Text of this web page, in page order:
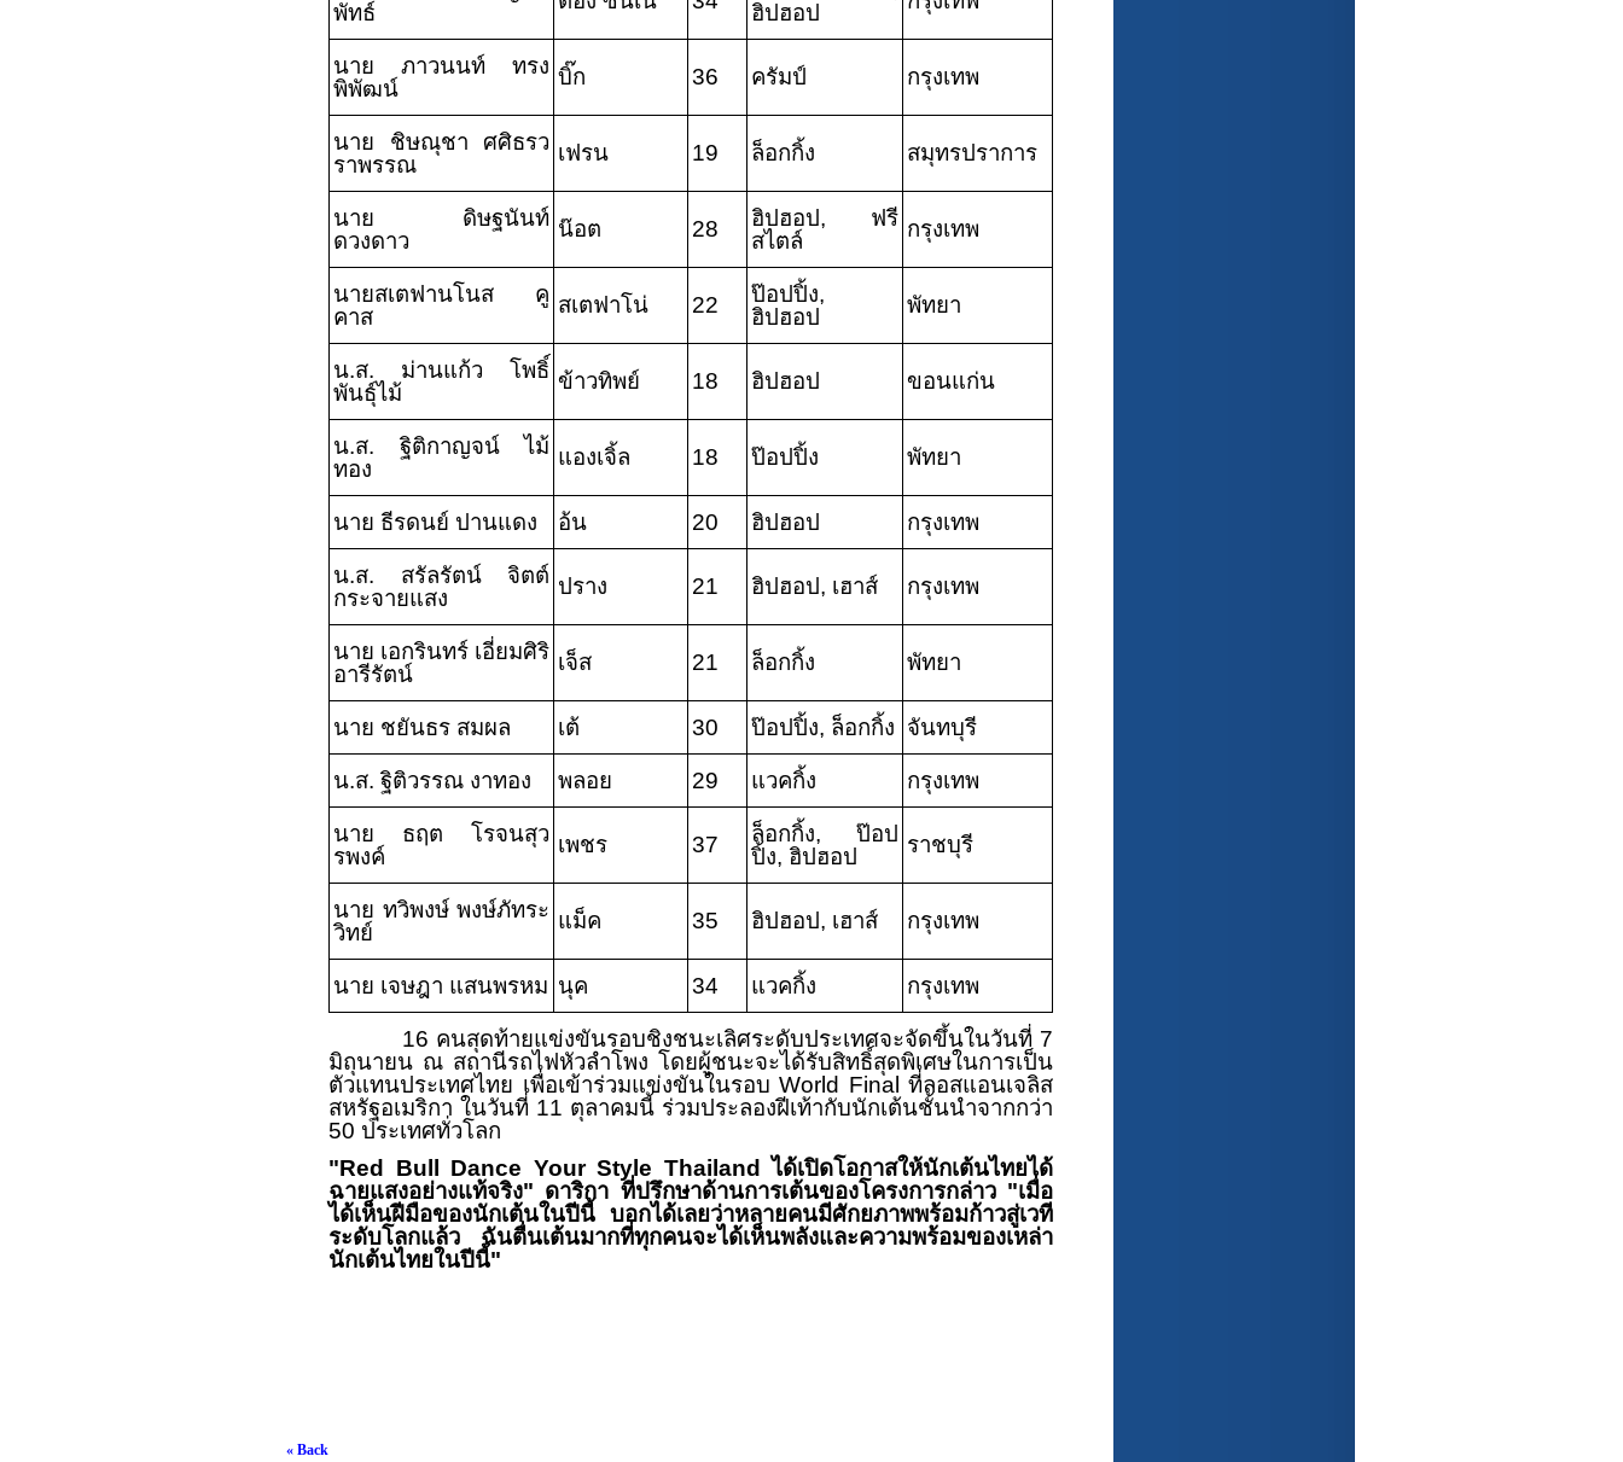
พัทธ์
ฮิปฮอป
นาย ภาวนนท์ ทรง
พิพัฒน์
บิ๊ก 36 ครัมป์ กรุงเทพ
นาย ชิษณุชา ศศิธรว
ราพรรณ
เฟรน 19 ล็อกกิ้ง สมุทรปราการ
นาย ดิษฐนันท์
ดวงดาว
น๊อต 28 ฮิปฮอป, ฟรี
สไตล์
กรุงเทพ
นายสเตฟานโนส คู
คาส
สเตฟาโน่ 22 ป๊อปปิ้ง,
ฮิปฮอป
พัทยา
น.ส. ม่านแก้ว โพธิ์
พันธุ์ไม้
ข้าวทิพย์ 18 ฮิปฮอป ขอนแก่น
น.ส. ฐิติกาญจน์ ไม้
ทอง
แองเจิ้ล 18 ป๊อปปิ้ง พัทยา
นาย ธีรดนย์ ปานแดง อ้น 20 ฮิปฮอป กรุงเทพ
น.ส. สรัลรัตน์ จิตต์
กระจายแสง
ปราง 21 ฮิปฮอป, เฮาส์ กรุงเทพ
นาย เอกรินทร์ เอี่ยมศิริ
อารีรัตน์
เจ็ส 21 ล็อกกิ้ง พัทยา
นาย ชยันธร สมผล เต้ 30 ป๊อปปิ้ง, ล็อกกิ้ง จันทบุรี
น.ส. ฐิติวรรณ งาทอง พลอย 29 แวคกิ้ง กรุงเทพ
นาย ธฤต โรจนสุว
รพงค์
เพชร 37 ล็อกกิ้ง,ป๊อป
ปิ้ง, ฮิปฮอป ราชบุรี
นาย ทวิพงษ์ พงษ์ภัทระ
วิทย์
แม็ค 35 ฮิปฮอป, เฮาส์ กรุงเทพ
นาย เจษฎา แสนพรหม นุค 34 แวคกิ้ง กรุงเทพ
16 คนสุดท้ายแข่งขันรอบชิงชนะเลิศระดับประเทศจะจัดขึ้นในวันที่ 7
มิถุนายน ณ สถานีรถไฟหัวลำโพง โดยผู้ชนะจะได้รับสิทธิ์สุดพิเศษในการเป็น
ตัวแทนประเทศไทย เพื่อเข้าร่วมแข่งขันในรอบ World Final ที่ลอสแอนเจลิส
สหรัฐอเมริกา ในวันที่ 11 ตุลาคมนี้ ร่วมประลองฝีเท้ากับนักเต้นชั้นนำจากกว่า
50 ประเทศทั่วโลก
"Red Bull Dance Your Style Thailandได้เปิดโอกาสให้นักเต้นไทยได้
ฉายแสงอย่างแท้จริง" ดาริกา ที่ปรึกษาด้านการเต้นของโครงการกล่าว"เมื่อ
ได้เห็นฝีมือของนักเต้นในปีนี้ บอกได้เลยว่าหลายคนมีศักยภาพพร้อมก้าวสู่เวที
ระดับโลกแล้ว ฉันตื่นเต้นมากที่ทุกคนจะได้เห็นพลังและความพร้อมของเหล่า
นักเต้นไทยในปีนี้"
« Back